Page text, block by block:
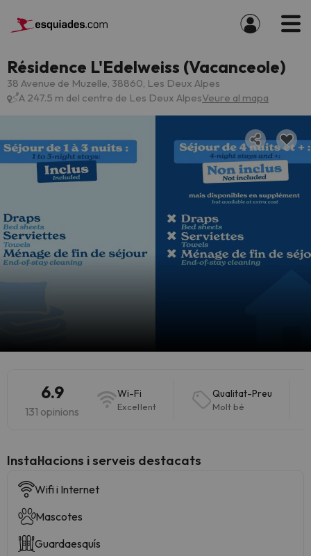
Résidence L'Edelweiss (Vacanceole)
38 Avenue de Muzelle, 38860, Les Deux Alpes
A 247.5 m del centre de Les Deux AlpesVeure al mapa
6.9
131 opinions
Wi-Fi
Excel·lent
Qualitat-Preu
Molt bé
Instal·lacions i serveis destacats
Wifi i Internet
Mascotes
Guardaesquís